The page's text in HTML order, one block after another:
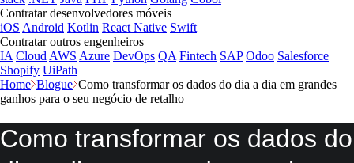
Contratar desenvolvedores móveis
iOS Android Kotlin React Native Swift
Contratar outros engenheiros
IA Cloud AWS Azure DevOps QA Fintech SAP Odoo Salesforce
Shopify UiPath
Home Blogue Como transformar os dados do dia a dia em grandes
ganhos para o seu negócio de retalho
Como transformar os dados do